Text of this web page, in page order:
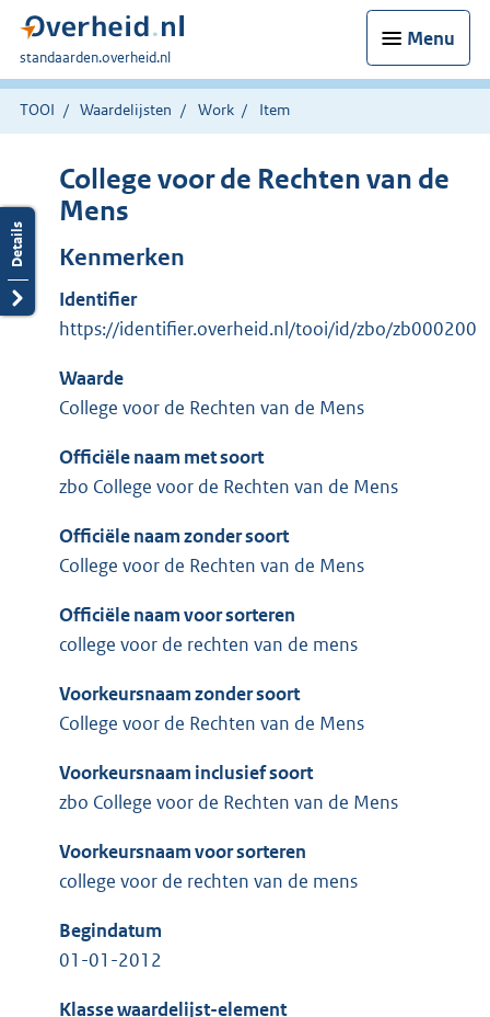
Menu
U
bent
hier:
standaarden.overheid.nl
TOOI Waardelijsten Work Item
College voor de Rechten van de
Mens
Kenmerken
Identifier
https://identifier.overheid.nl/tooi/id/zbo/zb000200
Waarde
College voor de Rechten van de Mens
Officiële naam met soort
zbo College voor de Rechten van de Mens
Officiële naam zonder soort
College voor de Rechten van de Mens
Officiële naam voor sorteren
college voor de rechten van de mens
Voorkeursnaam zonder soort
College voor de Rechten van de Mens
Voorkeursnaam inclusief soort
zbo College voor de Rechten van de Mens
Voorkeursnaam voor sorteren
college voor de rechten van de mens
Begindatum
01-01-2012
Klasse waardelijst-element